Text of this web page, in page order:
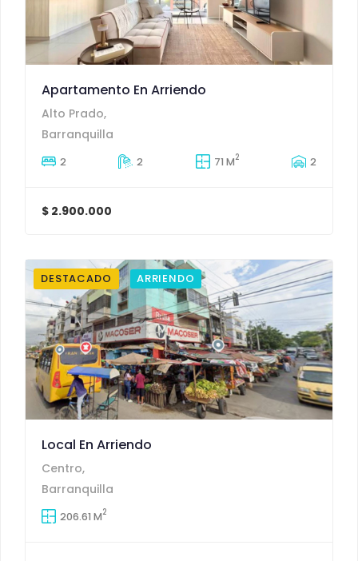
Apartamento En Arriendo
Alto Prado,
Barranquilla
2 2 71 M2 2
$ 2.900.000
DESTACADO ARRIENDO
Local En Arriendo
Centro,
Barranquilla
206.61 M2